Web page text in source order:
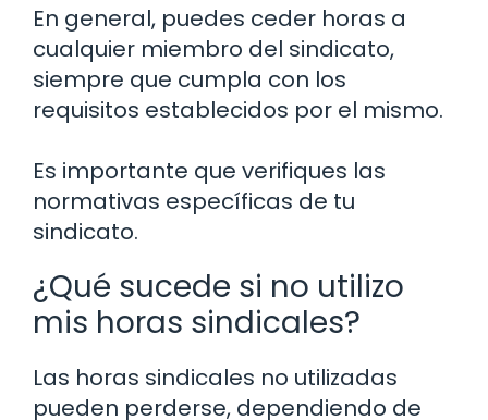
En general, puedes ceder horas a
cualquier miembro del sindicato,
siempre que cumpla con los
requisitos establecidos por el mismo.
Es importante que verifiques las
normativas específicas de tu
sindicato.
¿Qué sucede si no utilizo
mis horas sindicales?
Las horas sindicales no utilizadas
pueden perderse, dependiendo de